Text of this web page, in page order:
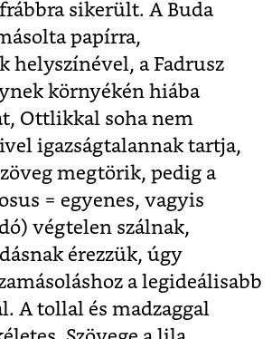
sikerült. A Buda
papírra,
helyszínével, a Fadrusz
környékén hiába
Ottlikkal soha nem
igazságtalannak tartja,
megtörik, pedig a
= egyenes, vagyis
végtelen szálnak,
érezzük, úgy
a legideálisabb
A tollal és madzaggal